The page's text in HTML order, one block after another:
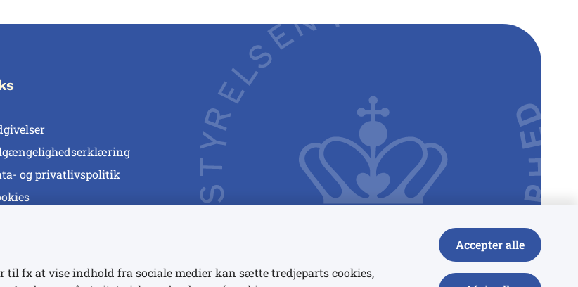
og privatlivspolitik
fx at vise indhold fra sociale medier kan sætte tredjeparts cookies,
Accepter alle